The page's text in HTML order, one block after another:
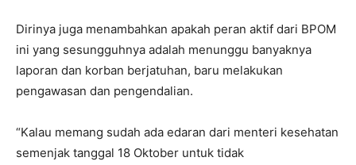
Dirinya juga menambahkan apakah peran aktif dari BPOM
ini yang sesungguhnya adalah menunggu banyaknya
laporan dan korban berjatuhan, baru melakukan
pengawasan dan pengendalian.
“Kalau memang sudah ada edaran dari menteri kesehatan
semenjak tanggal 18 Oktober untuk tidak